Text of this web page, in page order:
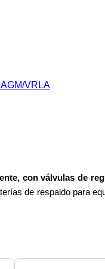
con válvulas de
de respaldo para